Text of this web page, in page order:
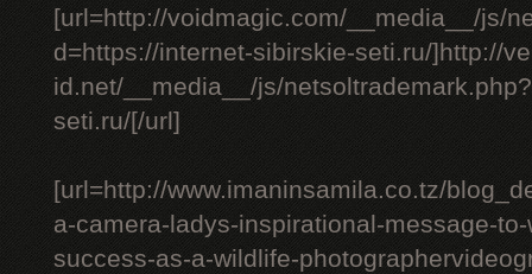
[url=http://voidmagic.com/__media__/js/
d=https://internet-sibirskie-seti.ru/]http://
id.net/__media__/js/
seti.ru/[/url]
[url=http://www.imaninsamila.co.tz/
a-camera-ladys-inspirational-message-
success-as-a-wildlife-